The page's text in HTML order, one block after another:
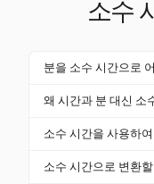
소수
분을 소수 시간으로
분을 소수 시간으
÷ 60 = 0.50).
왜 시간과 분 대신 소
소수 시간은 급여,
능하게 합니다.
소수 시간을 사용하
총 근무 시간을 소
소수 시간으로 변환